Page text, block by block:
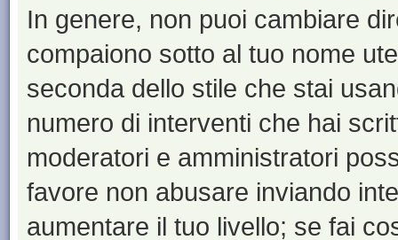
In genere, non puoi cambiare
compaiono sotto al tuo nome
seconda dello stile che stai
numero di interventi che hai
moderatori e amministratori
favore non abusare inviando
aumentare il tuo livello; se fai